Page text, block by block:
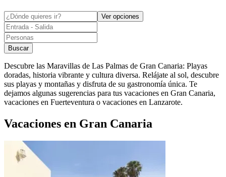
Ver opciones
Buscar
Descubre las Maravillas de Las Palmas de Gran Canaria: Playas
doradas, historia vibrante y cultura diversa. Relájate al sol, descubre
sus playas y montañas y disfruta de su gastronomía única. Te
dejamos algunas sugerencias para tus vacaciones en Gran Canaria,
vacaciones en Fuerteventura o vacaciones en Lanzarote.
Vacaciones en Gran Canaria